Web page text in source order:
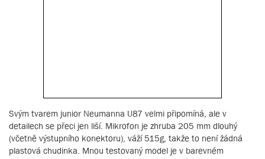
Svým tvarem junior Neumanna U87 velmi připomíná, ale v
detailech se přeci jen liší. Mikrofon je zhruba 205 mm dlouhý
(včetně výstupního konektoru), váží 515g, takže to není žádná
plastová chudinka. Mnou testovaný model je v barevném